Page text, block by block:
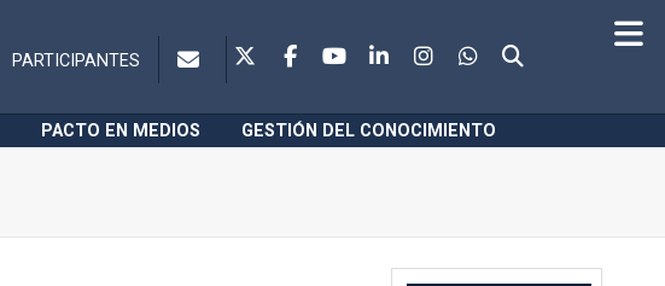
PARTICIPANTES
PACTO EN MEDIOS GESTIÓN DEL CONOCIMIENTO